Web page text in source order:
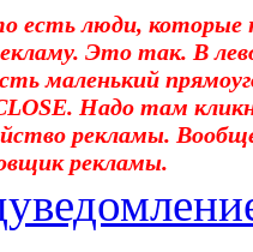
есть люди, которые
Это так. В
маленький
Надо там
рекламы.
рекламы.